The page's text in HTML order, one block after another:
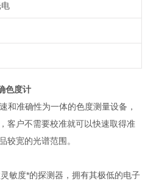
色度计
和准确性为一体的色度测量设备，
客户不需要校准就可以快速取得准
较宽的光谱范围。
敏度*的探测器，拥有其极低的电子